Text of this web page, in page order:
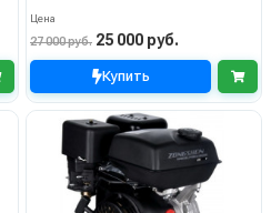
Цена
27 000 руб. 25 000 руб.
Купить